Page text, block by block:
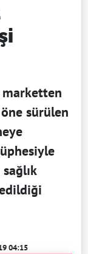
marketten
sürülen
04:15